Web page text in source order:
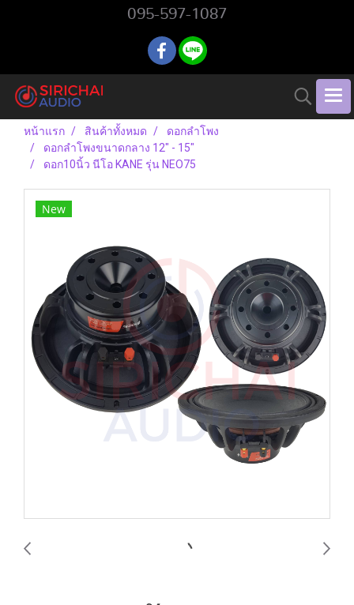
095-597-1087
หน้าแรก สินค้าทั้งหมด
ดอกลำโพง
ดอกลำโพงขนาดกลาง 12" - 15"
ดอก10นิ้ว นีโอ KANE รุ่น NEO75
New